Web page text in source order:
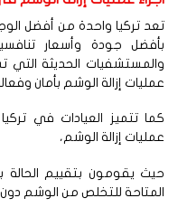
تركيا واحدة من أفضل الوجهات
جودة وأسعار
الحديثة التي
إزالة الوشم بأمان وفعالية.
تتميز العيادات في تركيا
إزالة الوشم،
يقومون بتقييم الحالة
للتخلص من الوشم دون